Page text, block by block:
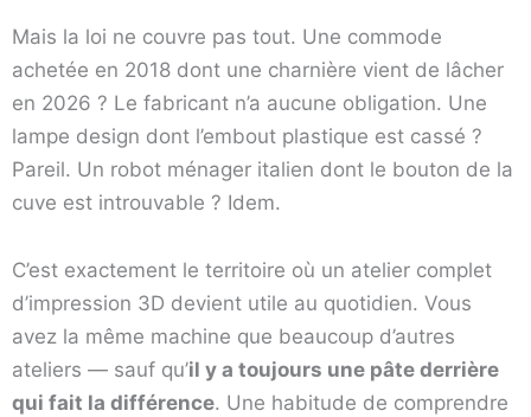
Mais la loi ne couvre pas tout. Une commode
achetée en 2018 dont une charnière vient de lâcher
en 2026 ? Le fabricant n’a aucune obligation. Une
lampe design dont l’embout plastique est cassé ?
Pareil. Un robot ménager italien dont le bouton de la
cuve est introuvable ? Idem.
C’est exactement le territoire où un atelier complet
d’impression 3D devient utile au quotidien. Vous
avez la même machine que beaucoup d’autres
ateliers — sauf qu’il y a toujours une pâte derrière
qui fait la différence. Une habitude de comprendre